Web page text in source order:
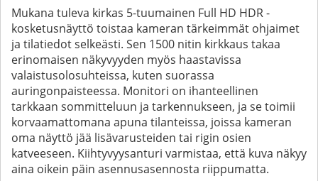
Mukana tuleva kirkas 5-tuumainen Full HD HDR -
kosketusnäyttö toistaa kameran tärkeimmät ohjaimet
ja tilatiedot selkeästi. Sen 1500 nitin kirkkaus takaa
erinomaisen näkyvyyden myös haastavissa
valaistusolosuhteissa, kuten suorassa
auringonpaisteessa. Monitori on ihanteellinen
tarkkaan sommitteluun ja tarkennukseen, ja se toimii
korvaamattomana apuna tilanteissa, joissa kameran
oma näyttö jää lisävarusteiden tai rigin osien
katveeseen. Kiihtyvyysanturi varmistaa, että kuva näkyy
aina oikein päin asennusasennosta riippumatta.